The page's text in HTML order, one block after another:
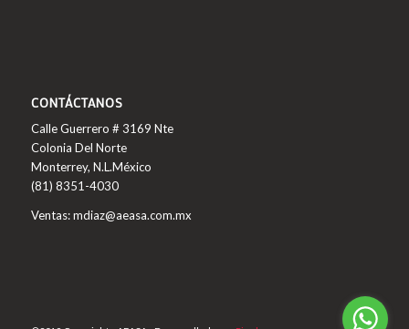
CONTÁCTANOS
Calle Guerrero # 3169 Nte
Colonia Del Norte
Monterrey, N.L.México
(81) 8351-4030
Ventas: mdiaz@aeasa.com.mx